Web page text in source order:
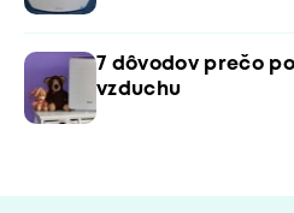
7 dôvodov prečo
vzduchu